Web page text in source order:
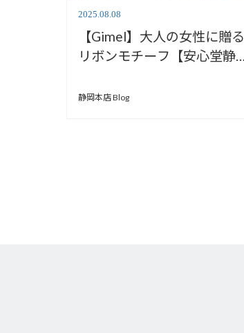
2025.08.08
【Gimel】大人の女性に贈る
リボンモチーフ【安心堂静
静岡本店 Blog